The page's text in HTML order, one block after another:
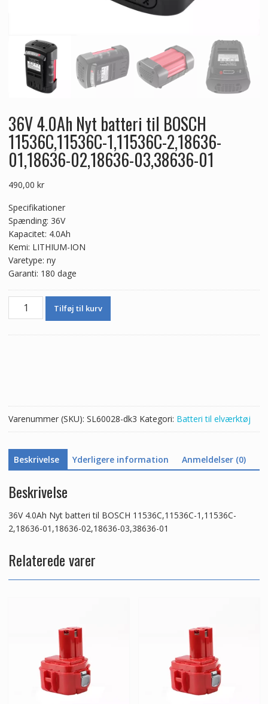
36V 4.0Ah Nyt batteri til BOSCH
11536C,11536C-1,11536C-2,18636-
01,18636-02,18636-03,38636-01
490,00 kr
Specifikationer
Spænding: 36V
Kapacitet: 4.0Ah
Kemi: LITHIUM-ION
Varetype: ny
Garanti: 180 dage
4.0Ah
2,18636-
01,18636-
02,18636-
03,38636-
01
antal
Tilføj til kurv
Varenummer (SKU): SL60028-dk3 Kategori: Batteri til elværktøj
Beskrivelse Yderligere information Anmeldelser (0)
Beskrivelse
36V 4.0Ah Nyt batteri til BOSCH 11536C,11536C-1,11536C-
2,18636-01,18636-02,18636-03,38636-01
Relaterede varer